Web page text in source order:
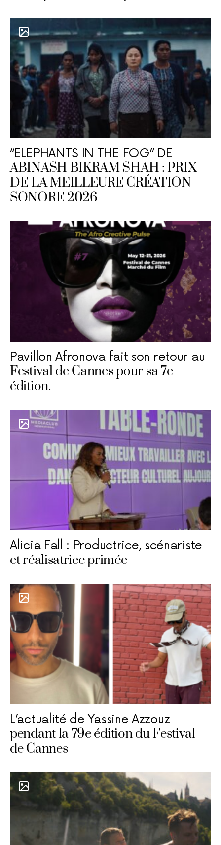
“ELEPHANTS IN THE FOG” DE
ABINASH BIKRAM SHAH : PRIX
DE LA MEILLEURE CRÉATION
SONORE 2026
Pavillon Afronova fait son retour au
Festival de Cannes pour sa 7e
édition.
Alicia Fall : Productrice, scénariste
et réalisatrice primée
L’actualité de Yassine Azzouz
pendant la 79e édition du Festival
de Cannes